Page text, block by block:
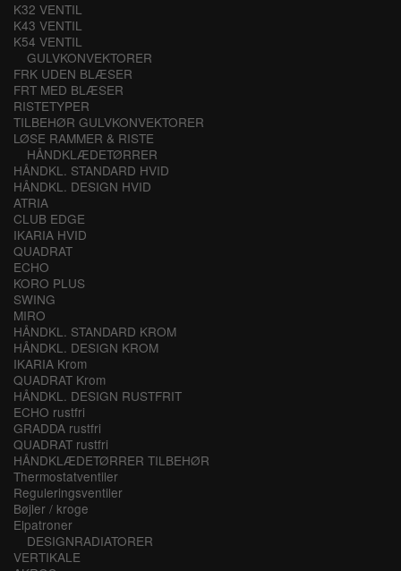
K32 VENTIL
K43 VENTIL
K54 VENTIL
GULVKONVEKTORER
FRK UDEN BLÆSER
FRT MED BLÆSER
RISTETYPER
TILBEHØR GULVKONVEKTORER
LØSE RAMMER & RISTE
HÅNDKLÆDETØRRER
HÅNDKL. STANDARD HVID
HÅNDKL. DESIGN HVID
ATRIA
CLUB EDGE
IKARIA HVID
QUADRAT
ECHO
KORO PLUS
SWING
MIRO
HÅNDKL. STANDARD KROM
HÅNDKL. DESIGN KROM
IKARIA Krom
QUADRAT Krom
HÅNDKL. DESIGN RUSTFRIT
ECHO rustfri
GRADDA rustfri
QUADRAT rustfri
HÅNDKLÆDETØRRER TILBEHØR
Thermostatventiler
Reguleringsventiler
Bøjler / kroge
Elpatroner
DESIGNRADIATORER
VERTIKALE